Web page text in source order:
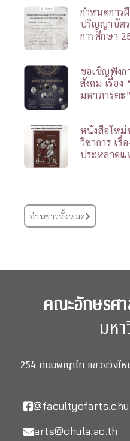
กำหนดการ
ปริญญาบัต
การศึกษา
ขอเชิญฟังก
สังคม เรื่อ
มหาภารตะ”
หนังสือใหม่
วิชาการ เรื่
ประหลาดแ
อ่านข่าวทั้งหมด
คณะอักษรศ
มห
254 ถนนพญาไท แขวงวังใ
arts@chula.ac.th